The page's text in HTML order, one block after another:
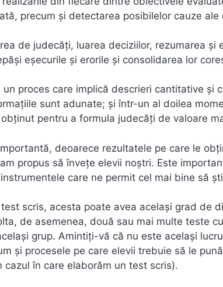
precum și detectarea posibilelor cauze ale
de judecăți, luarea deciziilor, rezumarea și
eșecurile și erorile și consolidarea lor
proces care implică descrieri cantitative și
sunt adunate; și într-un al doilea
pentru a formula judecăți de valoare
deoarece rezultatele pe care le
propus să învețe elevii noștri. Este
care ne permit cel mai bine să
scris, acesta poate avea același grad de
de asemenea, două sau mai multe teste
grup. Amintiți-vă că nu este același
și procesele pe care elevii trebuie să le
în care elaborăm un test scris).